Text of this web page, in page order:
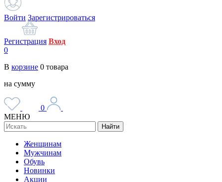
Войти Зарегистрироваться
Регистрация Вход
0
В корзине 0 товара
на сумму
0
МЕНЮ
Найти
Женщинам
Мужчинам
Обувь
Новинки
Акции